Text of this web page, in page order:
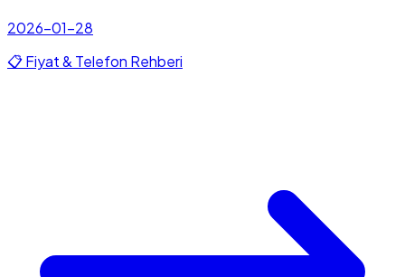
2026-01-28
📋 Fiyat & Telefon Rehberi